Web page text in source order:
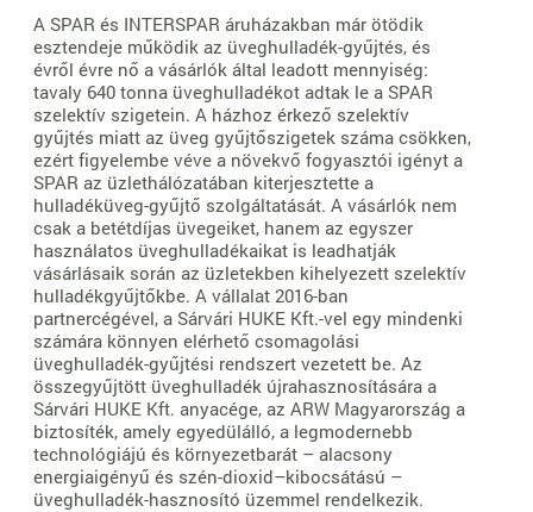
A SPAR és INTERSPAR áruházakban már ötödik
esztendeje működik az üveghulladék-gyűjtés, és
évről évre nő a vásárlók által leadott mennyiség:
tavaly 640 tonna üveghulladékot adtak le a SPAR
szelektív szigetein. A házhoz érkező szelektív
gyűjtés miatt az üveg gyűjtőszigetek száma csökken,
ezért figyelembe véve a növekvő fogyasztói igényt a
SPAR az üzlethálózatában kiterjesztette a
hulladéküveg-gyűjtő szolgáltatását. A vásárlók nem
csak a betétdíjas üvegeiket, hanem az egyszer
használatos üveghulladékaikat is leadhatják
vásárlásaik során az üzletekben kihelyezett szelektív
hulladékgyűjtőkbe. A vállalat 2016-ban
partnercégével, a Sárvári HUKE Kft.-vel egy mindenki
számára könnyen elérhető csomagolási
üveghulladék-gyűjtési rendszert vezetett be. Az
összegyűjtött üveghulladék újrahasznosítására a
Sárvári HUKE Kft. anyacége, az ARW Magyarország a
biztosíték, amely egyedülálló, a legmodernebb
technológiájú és környezetbarát – alacsony
energiaigényű és szén-dioxid–kibocsátású –
üveghulladék-hasznosító üzemmel rendelkezik.